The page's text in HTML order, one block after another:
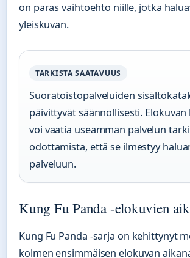
on paras vaihtoehto niille, jotka
yleiskuvan.
TARKISTA SAATAVUUS
Suoratoistopalveluiden
päivittyvät säännöllisesti.
voi vaatia useamman palvelun
odottamista, että se ilmestyy
palveluun.
Kung Fu Panda -elokuvien
Kung Fu Panda -sarja on kehittynyt
kolmen ensimmäisen elokuvan